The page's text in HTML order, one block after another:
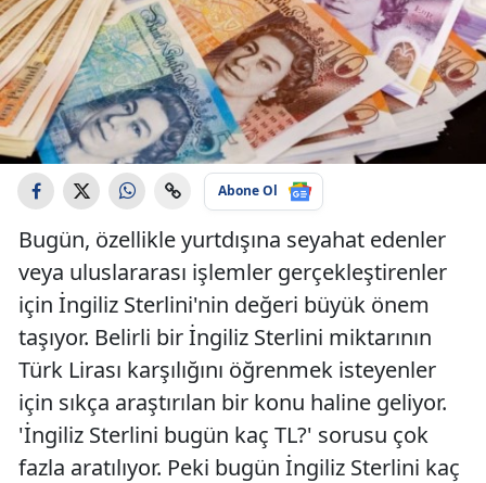
Abone Ol
Bugün, özellikle yurtdışına seyahat edenler
veya uluslararası işlemler gerçekleştirenler
için İngiliz Sterlini'nin değeri büyük önem
taşıyor. Belirli bir İngiliz Sterlini miktarının
Türk Lirası karşılığını öğrenmek isteyenler
için sıkça araştırılan bir konu haline geliyor.
'İngiliz Sterlini bugün kaç TL?' sorusu çok
fazla aratılıyor. Peki bugün İngiliz Sterlini kaç